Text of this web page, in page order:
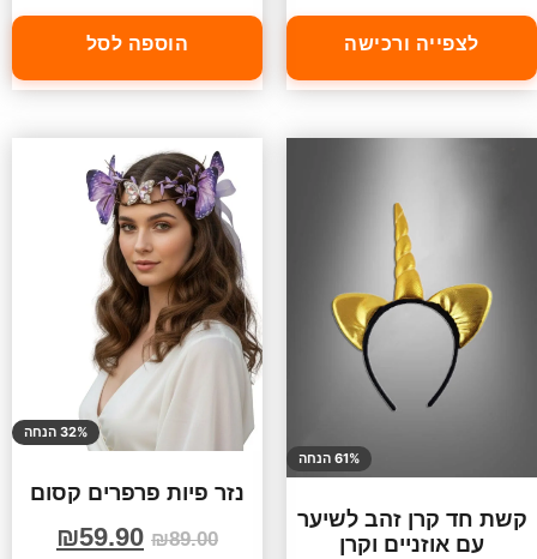
לצפייה ורכישה הוספה לסל
61% הנחה
קשת חד קרן זהב לשיער
עם אוזניים וקרן
32% הנחה
נזר פיות פרפרים קסום
₪89.00
₪59.90